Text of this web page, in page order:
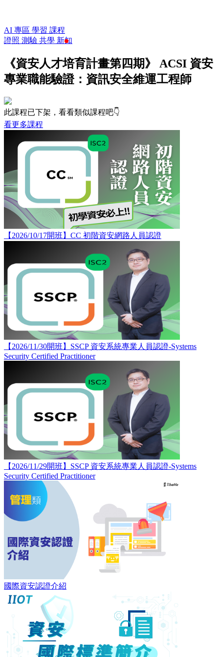
AI 專區 學習 課程
證照 測驗 共學 新知
《資安人才培育計畫第四期》 ACSI 資安
專業職能驗證：資訊安全維運工程師
此課程已下架，看看類似課程吧👇
看更多課程
【2026/10/17開班】CC 初階資安網路人員認證
【2026/11/30開班】SSCP 資安系統專業人員認證-Systems
Security Certified Practitioner
【2026/11/29開班】SSCP 資安系統專業人員認證-Systems
Security Certified Practitioner
國際資安認證介紹